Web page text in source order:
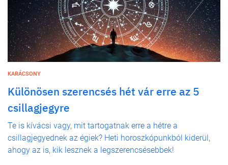
KARÁCSONY
Különösen szerencsés hét vár erre az 5
csillagjegyre
Te is kívácsi vagy, mit tartogatnak erre a hétre a
csillagjegyednek az égiek? Heti horoszkópunkból kiderül,
ahogy az is, kik lesznek a legszerencsésebbek!